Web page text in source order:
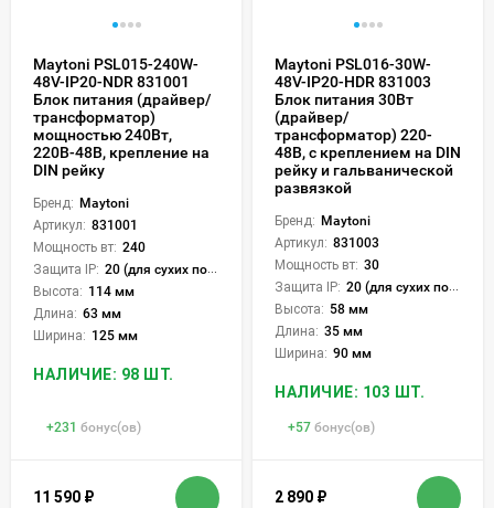
Maytoni PSL015-240W-
48V-IP20-NDR 831001
Блок питания (драйвер/
трансформатор)
мощностью 240Вт,
220В-48В, крепление на
DIN рейку
Бренд: Maytoni
Артикул: 831001
Мощность вт: 240
Защита IP: 20 (для сухих пом.)
Высота: 114 мм
Длина: 63 мм
Ширина: 125 мм
НАЛИЧИЕ: 98 ШТ.
+231 бонус(ов)
11 590 ₽
Maytoni PSL016-30W-
48V-IP20-HDR 831003
Блок питания 30Вт
(драйвер/
трансформатор) 220-
48В, с креплением на DIN
рейку и гальванической
развязкой
Бренд: Maytoni
Артикул: 831003
Мощность вт: 30
Защита IP: 20 (для сухих пом.)
Высота: 58 мм
Длина: 35 мм
Ширина: 90 мм
НАЛИЧИЕ: 103 ШТ.
+57 бонус(ов)
2 890 ₽